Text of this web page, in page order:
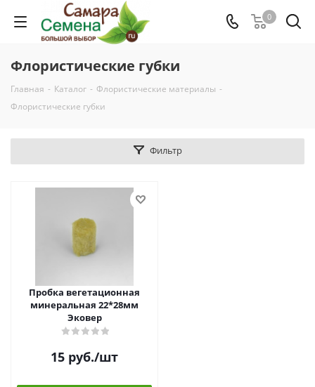
0
Флористические губки
Главная - Каталог - Флористические материалы -
Флористические губки
Фильтр
Пробка вегетационная
минеральная 22*28мм
Эковер
15 руб./шт